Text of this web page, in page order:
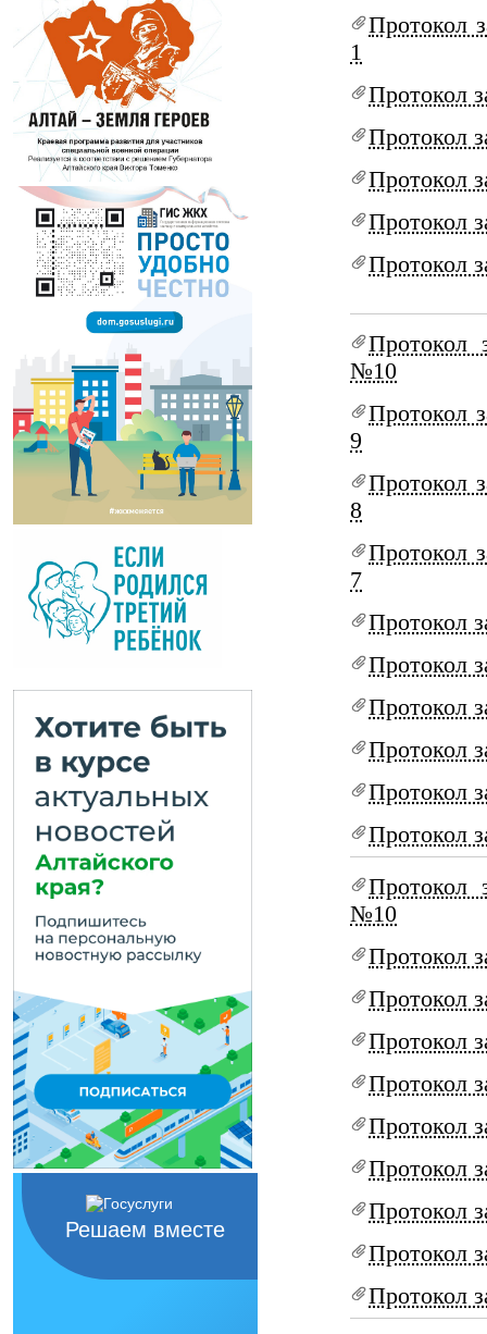
Решаем вместе
Протокол
1
Протокол
Протокол
Протокол
Протокол
Протокол
Протокол
№10
Протокол
9
Протокол
8
Протокол
7
Протокол
Протокол
Протокол
Протокол
Протокол
Протокол
Протокол
№10
Протокол
Протокол
Протокол
Протокол
Протокол
Протокол
Протокол
Протокол
Протокол